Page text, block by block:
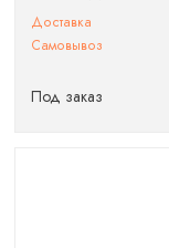
Доставка
Самовывоз
Под заказ